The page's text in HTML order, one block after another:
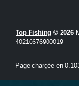
Top Fishing © 2026
40210676900019
Page chargée en